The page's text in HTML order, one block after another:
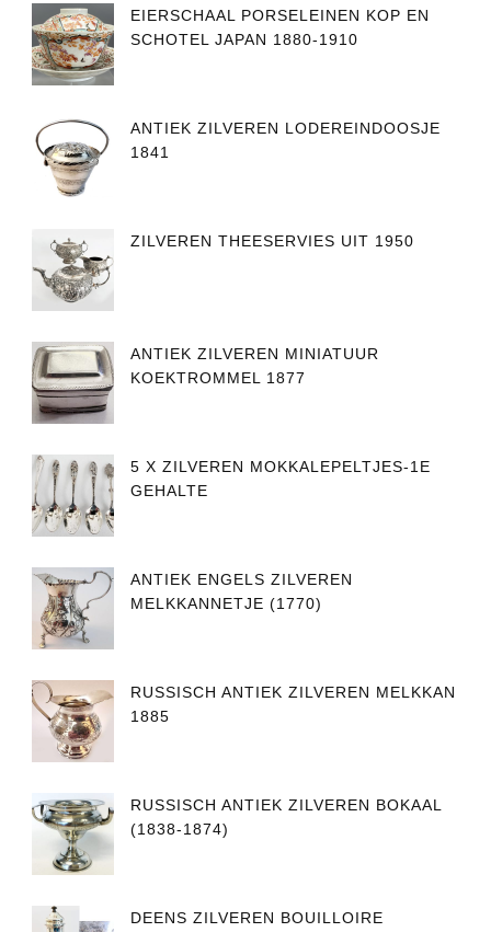
EIERSCHAAL PORSELEINEN KOP EN
SCHOTEL JAPAN 1880-1910
ANTIEK ZILVEREN LODEREINDOOSJE
1841
ZILVEREN THEESERVIES UIT 1950
ANTIEK ZILVEREN MINIATUUR
KOEKTROMMEL 1877
5 X ZILVEREN MOKKALEPELTJES-1E
GEHALTE
ANTIEK ENGELS ZILVEREN
MELKKANNETJE (1770)
RUSSISCH ANTIEK ZILVEREN MELKKAN
1885
RUSSISCH ANTIEK ZILVEREN BOKAAL
(1838-1874)
DEENS ZILVEREN BOUILLOIRE